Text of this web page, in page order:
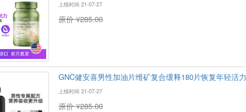
上线时间 21-07-27
原价 ¥285.00
GNC健安喜男性加油片维矿复合缓释180片恢复年轻活力
上线时间 21-07-27
原价 ¥285.00